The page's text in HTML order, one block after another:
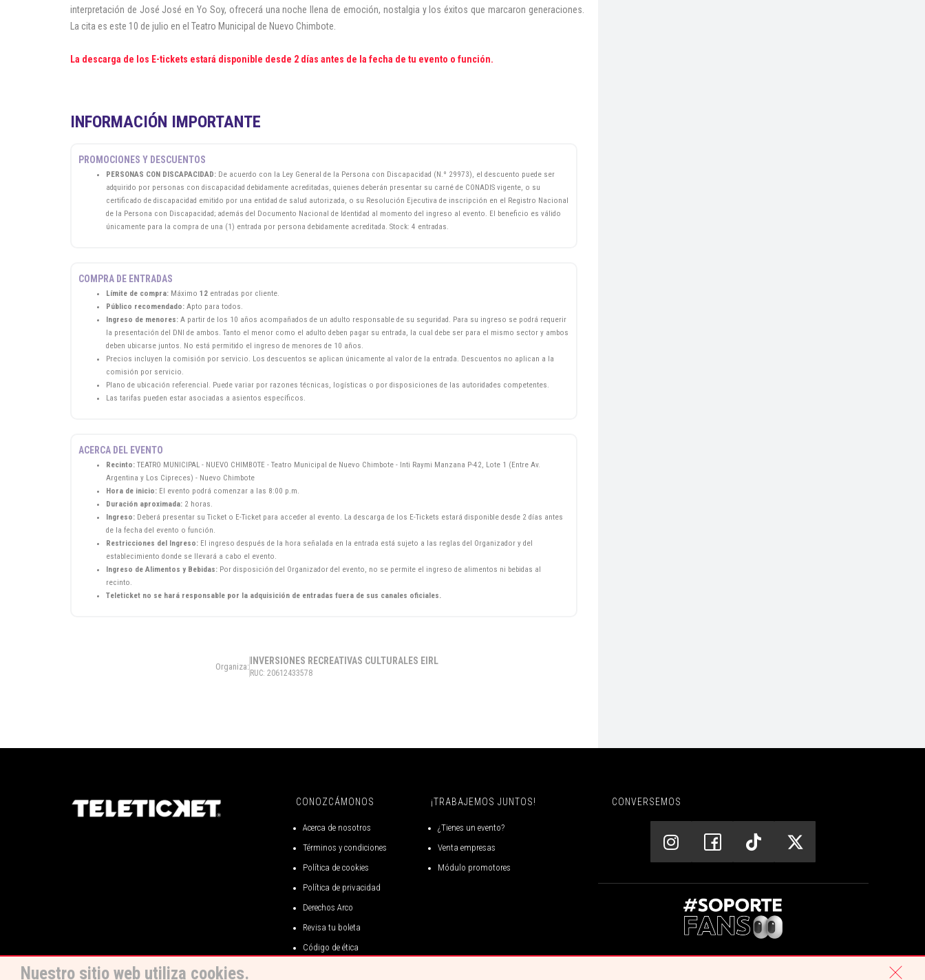
interpretación de José José en Yo Soy, ofrecerá una noche llena de emoción, nostalgia y los éxitos que marcaron generaciones.
La cita es este 10 de julio en el Teatro Municipal de Nuevo Chimbote.
La descarga de los E-tickets estará disponible desde 2 días antes de la fecha de tu evento o función.
INFORMACIÓN IMPORTANTE
PROMOCIONES Y DESCUENTOS
PERSONAS CON DISCAPACIDAD: De acuerdo con la Ley General de la Persona con Discapacidad (N.º 29973), el descuento puede ser
adquirido por personas con discapacidad debidamente acreditadas, quienes deberán presentar su carné de CONADIS vigente, o su
certificado de discapacidad emitido por una entidad de salud autorizada, o su Resolución Ejecutiva de inscripción en el Registro Nacional
de la Persona con Discapacidad; además del Documento Nacional de Identidad al momento del ingreso al evento. El beneficio es válido
únicamente para la compra de una (1) entrada por persona debidamente acreditada. Stock: 4 entradas.
COMPRA DE ENTRADAS
Límite de compra: Máximo 12 entradas por cliente.
Público recomendado: Apto para todos.
Ingreso de menores: A partir de los 10 años acompañados de un adulto responsable de su seguridad. Para su ingreso se podrá requerir
la presentación del DNI de ambos. Tanto el menor como el adulto deben pagar su entrada, la cual debe ser para el mismo sector y ambos
deben ubicarse juntos. No está permitido el ingreso de menores de 10 años.
Precios incluyen la comisión por servicio. Los descuentos se aplican únicamente al valor de la entrada. Descuentos no aplican a la
comisión por servicio.
Plano de ubicación referencial. Puede variar por razones técnicas, logísticas o por disposiciones de las autoridades competentes.
Las tarifas pueden estar asociadas a asientos específicos.
ACERCA DEL EVENTO
Recinto: TEATRO MUNICIPAL - NUEVO CHIMBOTE - Teatro Municipal de Nuevo Chimbote - Inti Raymi Manzana P-42, Lote 1 (Entre Av.
Argentina y Los Cipreces) - Nuevo Chimbote
Hora de inicio: El evento podrá comenzar a las 8:00 p.m.
Duración aproximada: 2 horas.
Ingreso: Deberá presentar su Ticket o E-Ticket para acceder al evento. La descarga de los E-Tickets estará disponible desde 2 días antes
de la fecha del evento o función.
Restricciones del Ingreso: El ingreso después de la hora señalada en la entrada está sujeto a las reglas del Organizador y del
establecimiento donde se llevará a cabo el evento.
Ingreso de Alimentos y Bebidas: Por disposición del Organizador del evento, no se permite el ingreso de alimentos ni bebidas al
recinto.
Teleticket no se hará responsable por la adquisición de entradas fuera de sus canales oficiales.
Organiza:
INVERSIONES RECREATIVAS CULTURALES EIRL
RUC: 20612433578
Nuestro sitio web utiliza cookies.
CONOZCÁMONOS
Acerca de nosotros
Términos y condiciones
Política de cookies
Política de privacidad
Derechos Arco
Revisa tu boleta
Código de ética
¡TRABAJEMOS JUNTOS!
¿Tienes un evento?
Venta empresas
Módulo promotores
CONVERSEMOS